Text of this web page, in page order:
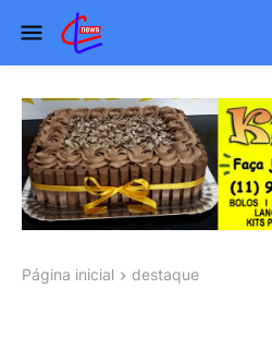
Página inicial destaque